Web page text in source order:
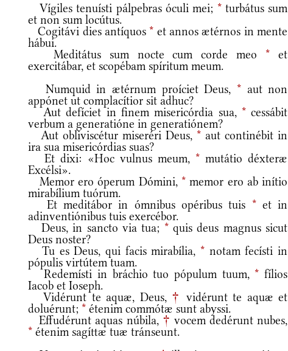
Vígiles tenuísti pálpebras óculi mei; *turbátus sum
et non sum locútus.
Cogitávi dies antíquos * et annos ætérnos in mente
hábui.
Meditátus sum nocte cum corde meo * et
exercitábar, et scopébam spíritum meum.
Numquid in ætérnum proíciet Deus, *aut non
appónet ut complacítior sit adhuc?
Aut defíciet in finem misericórdia sua, *cessábit
verbum a generatióne in generatiónem?
Aut obliviscétur miseréri Deus, * aut continébit in
ira sua misericórdias suas?
Et dixi: «Hoc vulnus meum, *mutátio déxteræ
Excélsi».
Memor ero óperum Dómini, * memor ero ab inítio
mirabílium tuórum.
Et meditábor in ómnibus opéribus tuis *et in
adinventiónibus tuis exercébor.
Deus, in sancto via tua; *quis deus magnus sicut
Deus noster?
Tu es Deus, qui facis mirabília, * notam fecísti in
pópulis virtútem tuam.
Redemísti in bráchio tuo pópulum tuum, * fílios
Iacob et Ioseph.
Vidérunt te aquæ, Deus, † vidérunt te aquæ et
doluérunt; * étenim commótæ sunt abyssi.
Effudérunt aquas núbila, † vocem dedérunt nubes,
* étenim sagíttæ tuæ tránseunt.